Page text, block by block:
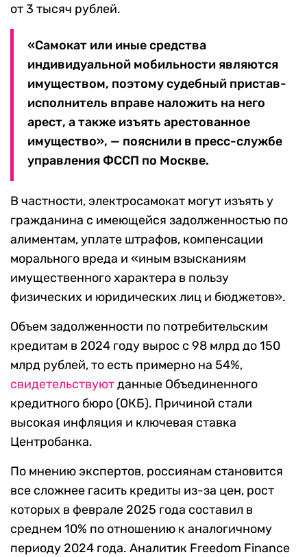
от 3 тысяч рублей.
«Самокат или иные средства
индивидуальной мобильности являются
имуществом, поэтому судебный пристав-
исполнитель вправе наложить на него
арест, а также изъять арестованное
имущество», — пояснили в пресс-службе
управления ФССП по Москве.
В частности, электросамокат могут изъять у
гражданина с имеющейся задолженностью по
алиментам, уплате штрафов, компенсации
морального вреда и «иным взысканиям
имущественного характера в пользу
физических и юридических лиц и бюджетов».
Объем задолженности по потребительским
кредитам в 2024 году вырос c 98 млрд до 150
млрд рублей, то есть примерно на 54%,
свидетельствуютданные Объединенного
кредитного бюро (ОКБ). Причиной стали
высокая инфляция и ключевая ставка
Центробанка.
По мнению экспертов, россиянам становится
все сложнее гасить кредиты из-за цен, рост
которых в феврале 2025 года составил в
среднем 10% по отношению к аналогичному
периоду 2024 года. Аналитик Freedom Finance